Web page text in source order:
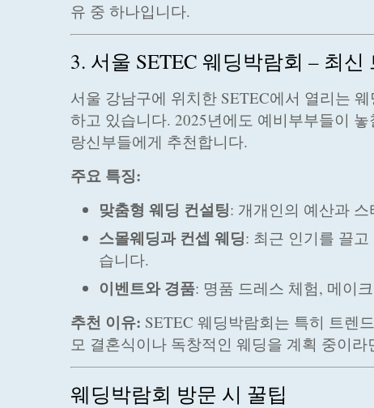
유 중 하나입니다.
3. 서울 SETEC 웨딩박람회 – 최
서울 강남구에 위치한 SETEC에서 열리는
하고 있습니다. 2025년에도 예비부부들이
랑신부들에게 추천합니다.
주요 특징:
맞춤형 웨딩 컨설팅: 개개인의 예산과
스몰웨딩과 컨셉 웨딩: 최근 인기를 끌
습니다.
이벤트와 경품: 명품 드레스 체험, 메이
추천 이유: SETEC 웨딩박람회는 특히 트렌
모 결혼식이나 독창적인 웨딩을 계획 중이
웨딩박람회 방문 시 꿀팁